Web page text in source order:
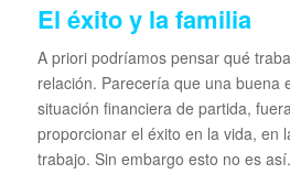
El éxito y la familia
A priori podríamos pensar qué
relación. Parecería que una buena
situación financiera de partida,
proporcionar el éxito en la vida, en
trabajo. Sin embargo esto no es así.